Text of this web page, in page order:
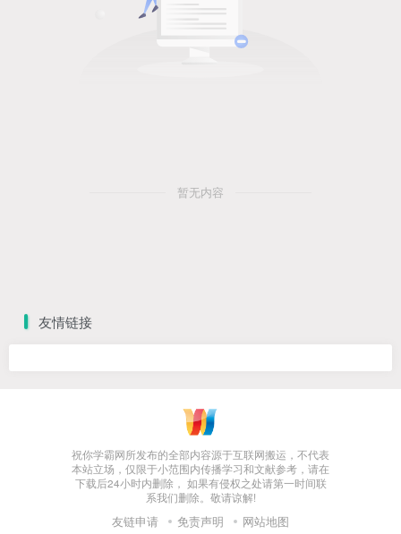
暂无内容
友情链接
祝你学霸网所发布的全部内容源于互联网搬运，不代表
本站立场，仅限于小范围内传播学习和文献参考，请在
下载后24小时内删除， 如果有侵权之处请第一时间联
系我们删除。敬请谅解!
友链申请 免责声明 网站地图